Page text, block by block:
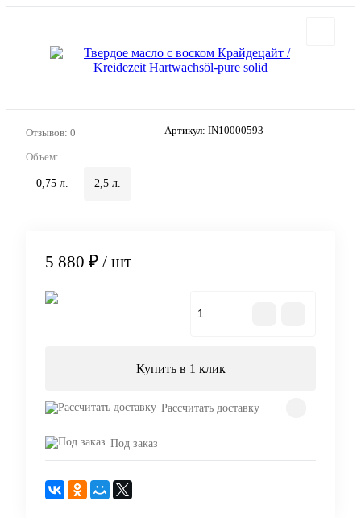
Отзывов: 0 Артикул: IN10000593
Объем:
0,75 л. 2,5 л.
5 880 ₽ / шт
Купить в 1 клик
Рассчитать доставку
Под заказ